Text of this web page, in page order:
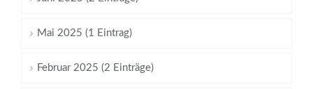
Mai 2025 (1 Eintrag)
Februar 2025 (2 Einträge)